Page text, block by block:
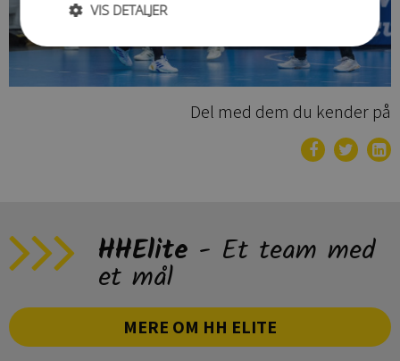
Del med dem du kender på
HHElite - Et team med
et mål
MERE OM HH ELITE
VIS DETALJER